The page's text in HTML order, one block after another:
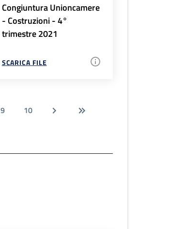
Congiuntura Unioncamere
- Costruzioni - 4°
trimestre 2021
SCARICA FILE
9 10